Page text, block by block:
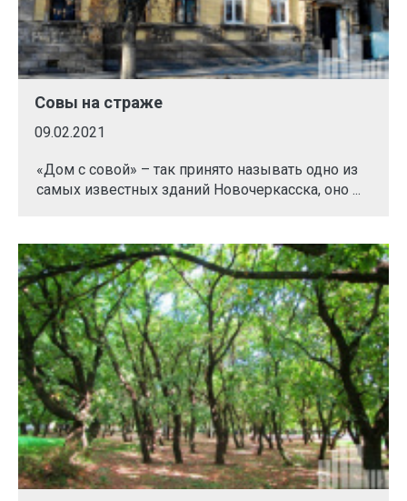
Совы на страже
09.02.2021
«Дом с совой» – так принято называть одно из
самых известных зданий Новочеркасска, оно ...